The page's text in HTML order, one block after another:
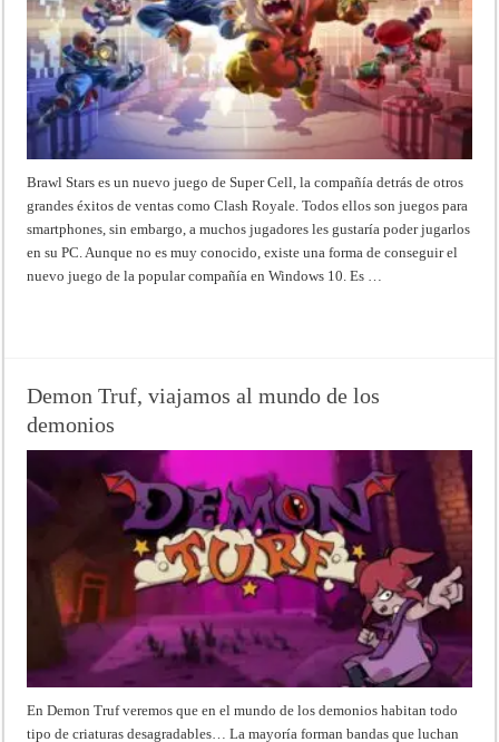
Brawl Stars es un nuevo juego de Super Cell, la compañía detrás de otros
grandes éxitos de ventas como Clash Royale. Todos ellos son juegos para
smartphones, sin embargo, a muchos jugadores les gustaría poder jugarlos
en su PC. Aunque no es muy conocido, existe una forma de conseguir el
nuevo juego de la popular compañía en Windows 10. Es …
Demon Truf, viajamos al mundo de los
demonios
En Demon Truf veremos que en el mundo de los demonios habitan todo
tipo de criaturas desagradables… La mayoría forman bandas que luchan